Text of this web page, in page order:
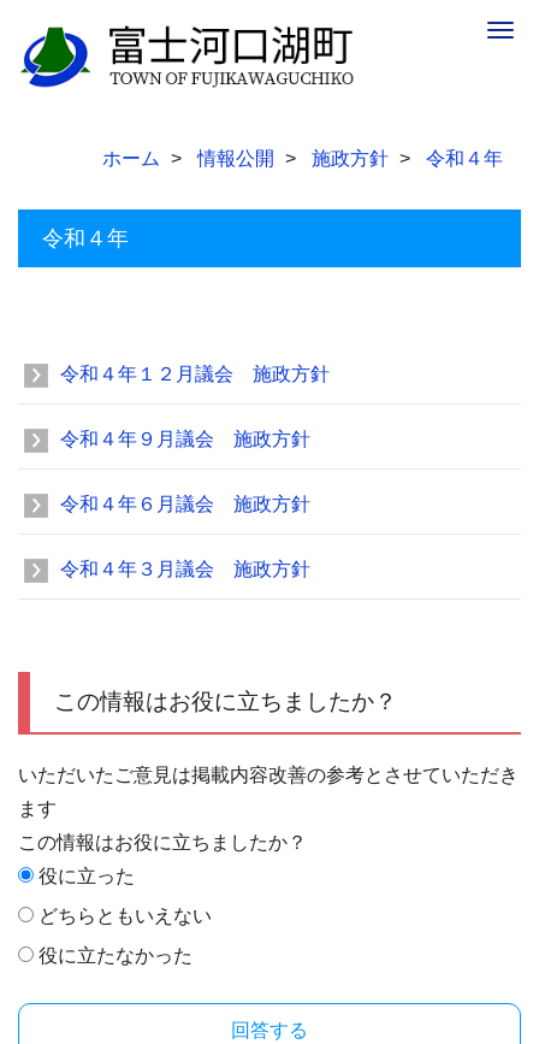
ホーム 情報公開 施政方針 令和４年
令和４年
令和４年１２月議会 施政方針
令和４年９月議会 施政方針
令和４年６月議会 施政方針
令和４年３月議会 施政方針
この情報はお役に立ちましたか？
いただいたご意見は掲載内容改善の参考とさせていただき
ます
この情報はお役に立ちましたか？
役に立った
どちらともいえない
役に立たなかった